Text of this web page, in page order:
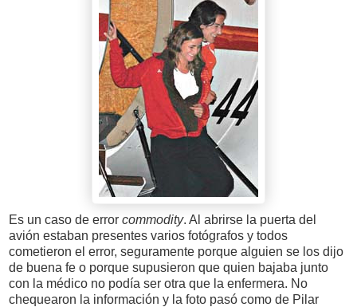
Es un caso de error commodity. Al abrirse la puerta del
avión estaban presentes varios fotógrafos y todos
cometieron el error, seguramente porque alguien se los dijo
de buena fe o porque supusieron que quien bajaba junto
con la médico no podía ser otra que la enfermera. No
chequearon la información y la foto pasó como de Pilar